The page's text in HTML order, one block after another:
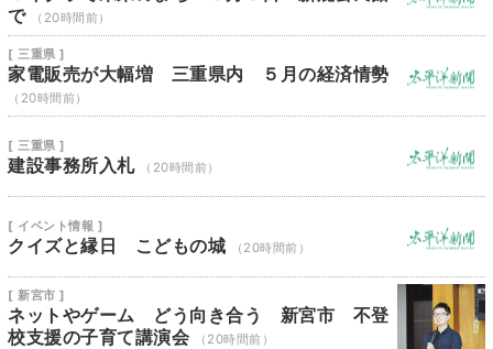
で
（20時間前）
[ 三重県 ]
家電販売が大幅増 三重県内 ５月の経済情勢
（20時間前）
[ 三重県 ]
建設事務所入札 （20時間前）
[ イベント情報 ]
クイズと縁日 こどもの城 （20時間前）
[ 新宮市 ]
ネットやゲーム どう向き合う 新宮市 不登
校支援の子育て講演会
（20時間前）